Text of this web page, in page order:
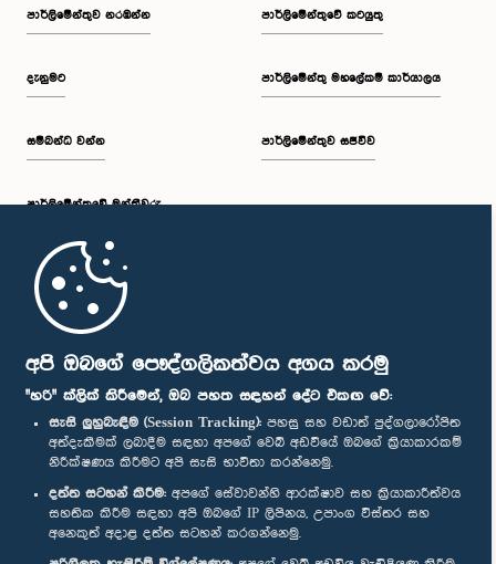
අපි ඔබගේ පෞද්ගලිකත්වය අගය කරමු
"හරි" ක්ලික් කිරීමෙන්, ඔබ පහත සඳහන් දේට එකඟ වේ:
සැසි ලුහුබැඳීම (Session Tracking): පහසු සහ වඩාත් පුද්ගලාරෝපිත
අත්දැකීමක් ලබාදීම සඳහා අපගේ වෙබ් අඩවියේ ඔබගේ ක්‍රියාකාරකම්
නිරීක්ෂණය කිරීමට අපි සැසි භාවිතා කරන්නෙමු.
දත්ත සටහන් කිරීම: අපගේ සේවාවන්හි ආරක්ෂාව සහ ක්‍රියාකාරීත්වය
සහතික කිරීම සඳහා අපි ඔබගේ IP ලිපිනය, උපාංග විස්තර සහ
අනෙකුත් අදාළ දත්ත සටහන් කරගන්නෙමු.
පාර්ලි‌මේන්තුව නරඹන්න
දැනුමට
සම්බන්ධ වන්න
පාර්ලි‌මේන්තුවේ මන්ත්‍රීවරු
මුල් පිටුව
පාර්ලිමේන්තුවේ කටයුතු
පාර්ලිමේන්තු මහලේකම් කාර්යාලය
පාර්ලිමේන්තුව සජීවීව
පාර්ලිමේන්තු ජංගම යෙදුම
අප හා සම්බන්ධ වී සිටින්න :
සම්මාන